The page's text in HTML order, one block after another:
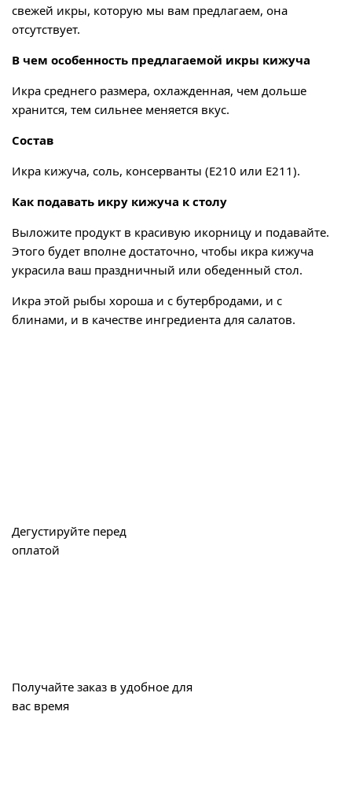
свежей икры, которую мы вам предлагаем, она
отсутствует.
В чем особенность предлагаемой икры кижуча
Икра среднего размера, охлажденная, чем дольше
хранится, тем сильнее меняется вкус.
Состав
Икра кижуча, соль, консерванты (Е210 или Е211).
Как подавать икру кижуча к столу
Выложите продукт в красивую икорницу и подавайте.
Этого будет вполне достаточно, чтобы икра кижуча
украсила ваш праздничный или обеденный стол.
Икра этой рыбы хороша и с бутербродами, и с
блинами, и в качестве ингредиента для салатов.
Дегустируйте перед
оплатой
Получайте заказ в удобное для
вас время